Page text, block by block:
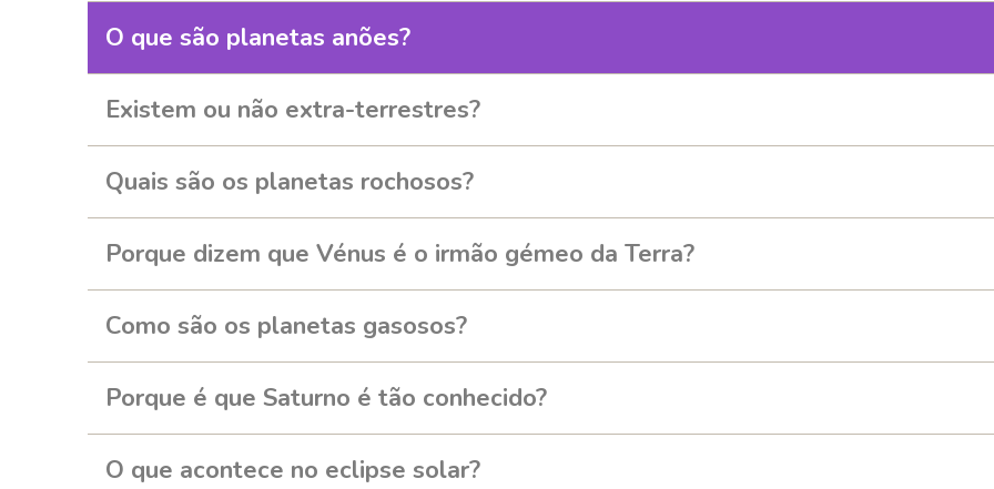
O que são planetas anões?
Existem ou não extra-terrestres?
Quais são os planetas rochosos?
Porque dizem que Vénus é o irmão gémeo da Terra?
Como são os planetas gasosos?
Porque é que Saturno é tão conhecido?
O que acontece no eclipse solar?